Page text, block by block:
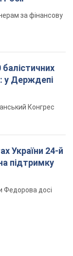
за фінансову
у Держдепі
Конгрес
України 24-й
підтримку
Федорова досі